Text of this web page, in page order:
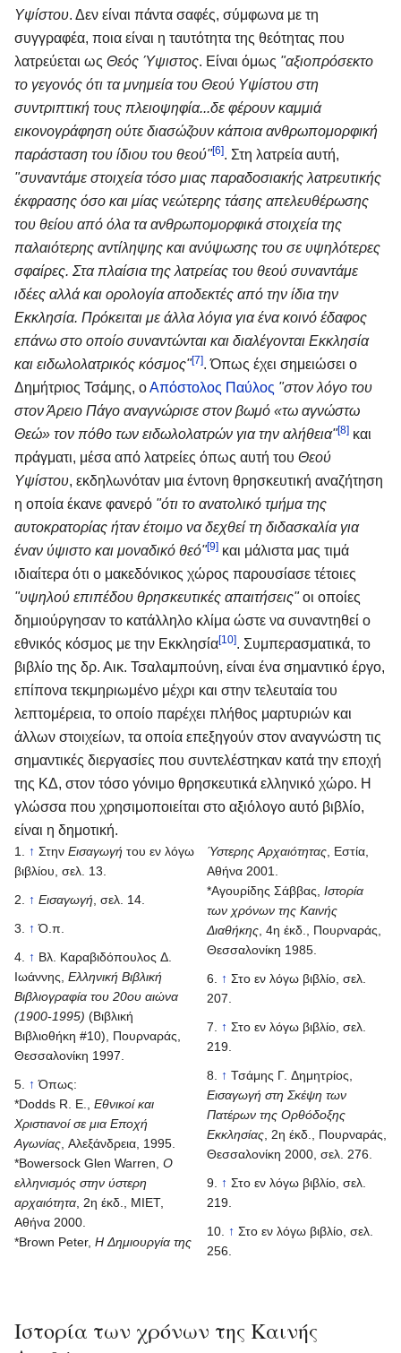
Υψίστου. Δεν είναι πάντα σαφές, σύμφωνα με τη
συγγραφέα, ποια είναι η ταυτότητα της θεότητας που
λατρεύεται ως Θεός Ύψιστος. Είναι όμως "αξιοπρόσεκτο
το γεγονός ότι τα μνημεία του Θεού Υψίστου στη
συντριπτική τους πλειοψηφία...δε φέρουν καμμιά
εικονογράφηση ούτε διασώζουν κάποια ανθρωπομορφική
παράσταση του ίδιου του θεού"[6]. Στη λατρεία αυτή,
"συναντάμε στοιχεία τόσο μιας παραδοσιακής λατρευτικής
έκφρασης όσο και μίας νεώτερης τάσης απελευθέρωσης
του θείου από όλα τα ανθρωπομορφικά στοιχεία της
παλαιότερης αντίληψης και ανύψωσης του σε υψηλότερες
σφαίρες. Στα πλαίσια της λατρείας του θεού συναντάμε
ιδέες αλλά και ορολογία αποδεκτές από την ίδια την
Εκκλησία. Πρόκειται με άλλα λόγια για ένα κοινό έδαφος
επάνω στο οποίο συναντώνται και διαλέγονται Εκκλησία
και ειδωλολατρικός κόσμος"[7]. Όπως έχει σημειώσει ο
Δημήτριος Τσάμης, οΑπόστολος Παύλος "στον λόγο του
στον Άρειο Πάγο αναγνώρισε στον βωμό «τω αγνώστω
Θεώ» τον πόθο των ειδωλολατρών για την αλήθεια"[8] και
πράγματι, μέσα από λατρείες όπως αυτή του Θεού
Υψίστου, εκδηλωνόταν μια έντονη θρησκευτική αναζήτηση
η οποία έκανε φανερό "ότι το ανατολικό τμήμα της
αυτοκρατορίας ήταν έτοιμο να δεχθεί τη διδασκαλία για
έναν ύψιστο και μοναδικό θεό"[9] και μάλιστα μας τιμά
ιδιαίτερα ότι ο μακεδόνικος χώρος παρουσίασε τέτοιες
"υψηλού επιπέδου θρησκευτικές απαιτήσεις"οι οποίες
δημιούργησαν το κατάλληλο κλίμα ώστε να συναντηθεί ο
εθνικός κόσμος με την Εκκλησία[10]. Συμπερασματικά, το
βιβλίο της δρ. Αικ. Τσαλαμπούνη, είναι ένα σημαντικό έργο,
επίπονα τεκμηριωμένο μέχρι και στην τελευταία του
λεπτομέρεια, το οποίο παρέχει πλήθος μαρτυριών και
άλλων στοιχείων, τα οποία επεξηγούν στον αναγνώστη τις
σημαντικές διεργασίες που συντελέστηκαν κατά την εποχή
της ΚΔ, στον τόσο γόνιμο θρησκευτικά ελληνικό χώρο. Η
γλώσσα που χρησιμοποιείται στο αξιόλογο αυτό βιβλίο,
είναι η δημοτική.
↑ Στην Εισαγωγή του εν λόγω
βιβλίου, σελ. 13.
↑ Εισαγωγή , σελ. 14.
↑ Ό.π.
↑ Βλ. Καραβιδόπουλος Δ.
Ιωάννης, Ελληνική Βιβλική
Βιβλιογραφία του 20ου αιώνα
(1900-1995) (Βιβλική
Βιβλιοθήκη #10), Πουρναράς,
Θεσσαλονίκη 1997.
↑ Όπως:
*Dodds R. Ε., Εθνικοί και
Χριστιανοί σε μια Εποχή
Αγωνίας , Αλεξάνδρεια, 1995.
*Bowersock Glen Warren, Ο
ελληνισμός στην ύστερη
αρχαιότητα , 2η έκδ., ΜΙΕΤ,
Αθήνα 2000.
*Brown Peter, Η Δημιουργία της
Ύστερης Αρχαιότητας , Εστία,
Αθήνα 2001.
*Αγουρίδης Σάββας,Ιστορία
των χρόνων της Καινής
Διαθήκης , 4η έκδ., Πουρναράς,
Θεσσαλονίκη 1985.
↑ Στο εν λόγω βιβλίο, σελ.
207.
↑ Στο εν λόγω βιβλίο, σελ.
219.
↑ Τσάμης Γ. Δημητρίος,
Εισαγωγή στη Σκέψη των
Πατέρων της Ορθόδοξης
Εκκλησίας , 2η έκδ., Πουρναράς,
Θεσσαλονίκη 2000, σελ. 276.
↑ Στο εν λόγω βιβλίο, σελ.
219.
↑ Στο εν λόγω βιβλίο, σελ.
256.
Ιστορία των χρόνων της Καινής